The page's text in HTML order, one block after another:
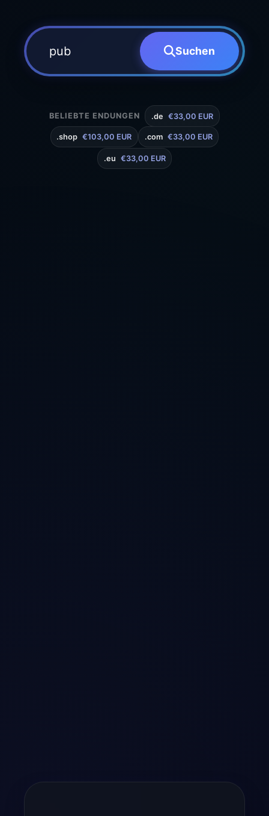
Suchen
BELIEBTE ENDUNGEN .de €33,00 EUR
.shop €103,00 EUR .com €33,00 EUR
.eu €33,00 EUR